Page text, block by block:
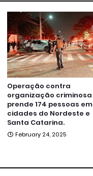
Operação contra
organização criminosa
prende 174 pessoas em
cidades do Nordeste e
Santa Catarina.
February 24, 2025